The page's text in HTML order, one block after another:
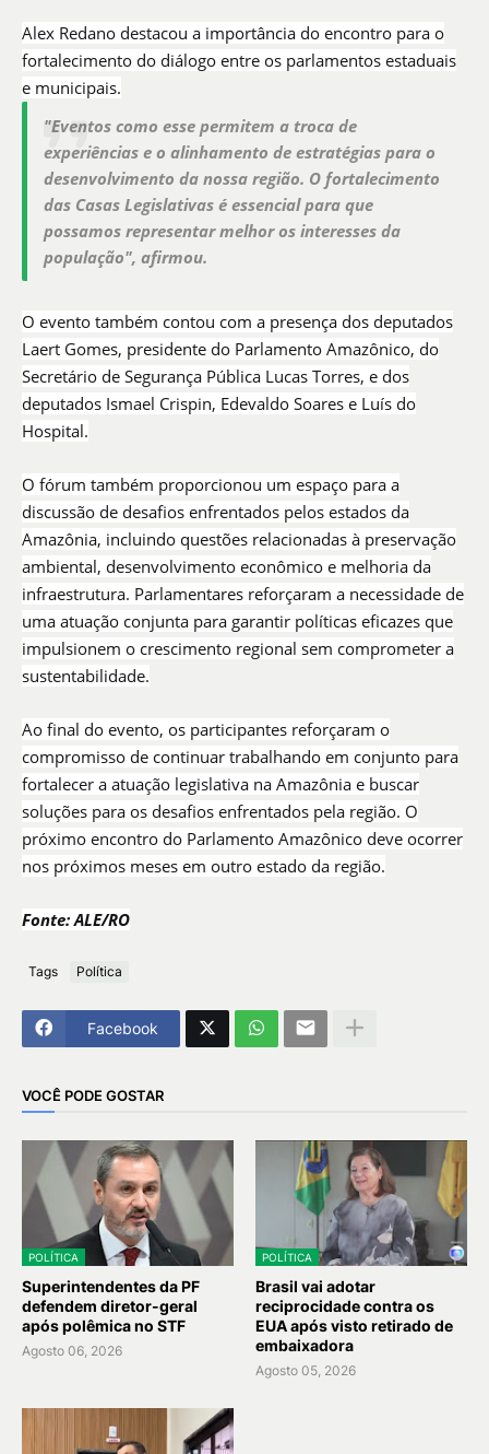
Alex Redano destacou a importância do encontro para o
fortalecimento do diálogo entre os parlamentos estaduais
e municipais.
"Eventos como esse permitem a troca de
experiências e o alinhamento de estratégias para o
desenvolvimento da nossa região. O fortalecimento
das Casas Legislativas é essencial para que
possamos representar melhor os interesses da
população", afirmou.
O evento também contou com a presença dos deputados
Laert Gomes, presidente do Parlamento Amazônico, do
Secretário de Segurança Pública Lucas Torres, e dos
deputados Ismael Crispin, Edevaldo Soares e Luís do
Hospital.
O fórum também proporcionou um espaço para a
discussão de desafios enfrentados pelos estados da
Amazônia, incluindo questões relacionadas à preservação
ambiental, desenvolvimento econômico e melhoria da
infraestrutura. Parlamentares reforçaram a necessidade de
uma atuação conjunta para garantir políticas eficazes que
impulsionem o crescimento regional sem comprometer a
sustentabilidade.
Ao final do evento, os participantes reforçaram o
compromisso de continuar trabalhando em conjunto para
fortalecer a atuação legislativa na Amazônia e buscar
soluções para os desafios enfrentados pela região. O
próximo encontro do Parlamento Amazônico deve ocorrer
nos próximos meses em outro estado da região.
Fonte: ALE/RO
Tags Política
Facebook
VOCÊ PODE GOSTAR
POLÍTICA
Superintendentes da PF
defendem diretor-geral
após polêmica no STF
Agosto 06, 2026
POLÍTICA
Brasil vai adotar
reciprocidade contra os
EUA após visto retirado de
embaixadora
Agosto 05, 2026